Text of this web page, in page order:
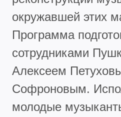
окружавшей этих
Программа
сотрудниками
Алексеем
Софроновым.
молодые